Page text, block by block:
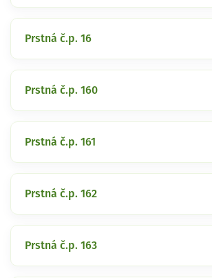
Prstná č.p. 16
Prstná č.p. 160
Prstná č.p. 161
Prstná č.p. 162
Prstná č.p. 163